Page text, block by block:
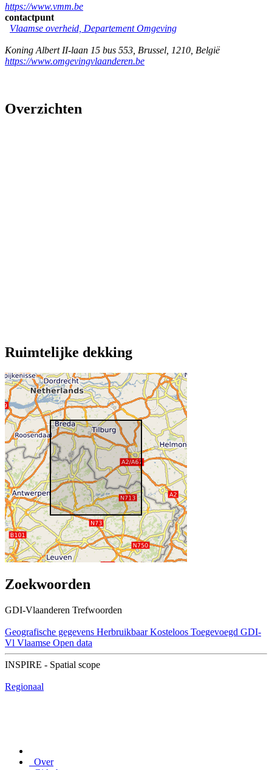
https://www.vmm.be
contactpunt
Vlaamse overheid, Departement Omgeving
Koning Albert II-laan 15 bus 553 Brussel 1210 België
https://www.omgevingvlaanderen.be
Overzichten
Ruimtelijke dekking
Zoekwoorden
GDI-Vlaanderen Trefwoorden
Geografische gegevens Herbruikbaar Kosteloos Toegevoegd GDI-
Vl Vlaamse Open data
INSPIRE - Spatial scope
Regionaal
Over